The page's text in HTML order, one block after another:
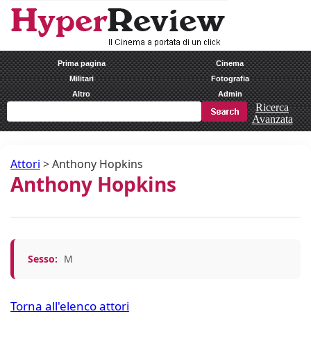
Prima pagina
Cinema
Militari
Fotografia
Altro
Admin
Ricerca
Avanzata
Attori >Anthony Hopkins
Anthony Hopkins
Sesso: M
Torna all'elenco attori